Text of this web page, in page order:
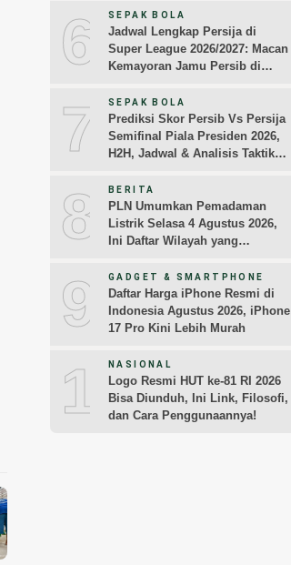
6 SEPAK BOLA
Jadwal Lengkap Persija di
Super League 2026/2027: Macan
Kemayoran Jamu Persib di
7 SEPAK BOLA
Prediksi Skor Persib Vs Persija
Semifinal Piala Presiden 2026,
H2H, Jadwal & Analisis Taktik
8 BERITA
PLN Umumkan Pemadaman
Listrik Selasa 4 Agustus 2026,
Ini Daftar Wilayah yang
9 GADGET & SMARTPHONE
Daftar Harga iPhone Resmi di
Indonesia Agustus 2026, iPhone
17 Pro Kini Lebih Murah
10NASIONAL
Logo Resmi HUT ke-81 RI 2026
Bisa Diunduh, Ini Link, Filosofi,
dan Cara Penggunaannya!